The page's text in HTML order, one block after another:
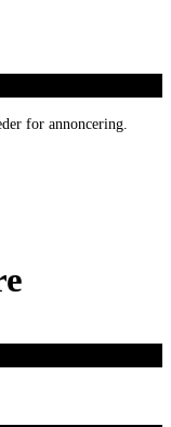
for annoncering.